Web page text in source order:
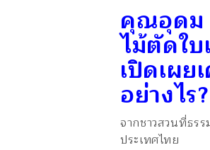
คุณอุดม
ไม้ตัดใ
เปิดเผย
อย่างไร?
จากชาวสวนที่ธรร
ประเทศไทย